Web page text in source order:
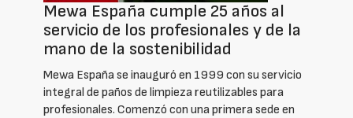
Mewa España cumple 25 años al
servicio de los profesionales y de la
mano de la sostenibilidad
Mewa España se inauguró en 1999 con su servicio
integral de paños de limpieza reutilizables para
profesionales. Comenzó con una primera sede en